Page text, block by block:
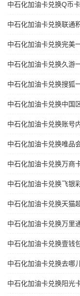
中石化加油卡兑换Q币卡
中石化加油卡兑换联通
中石化加油卡兑换完美
中石化加油卡兑换久游
中石化加油卡兑换搜狐
中石化加油卡兑换中国
中石化加油卡兑换账号
中石化加油卡兑换唯品
中石化加油卡兑换万商
中石化加油卡兑换飞银
中石化加油卡兑换天猫
中石化加油卡兑换万里
中石化加油卡兑换壹钱
中石化加油卡兑换去哪
中石化加油卡兑换阳光